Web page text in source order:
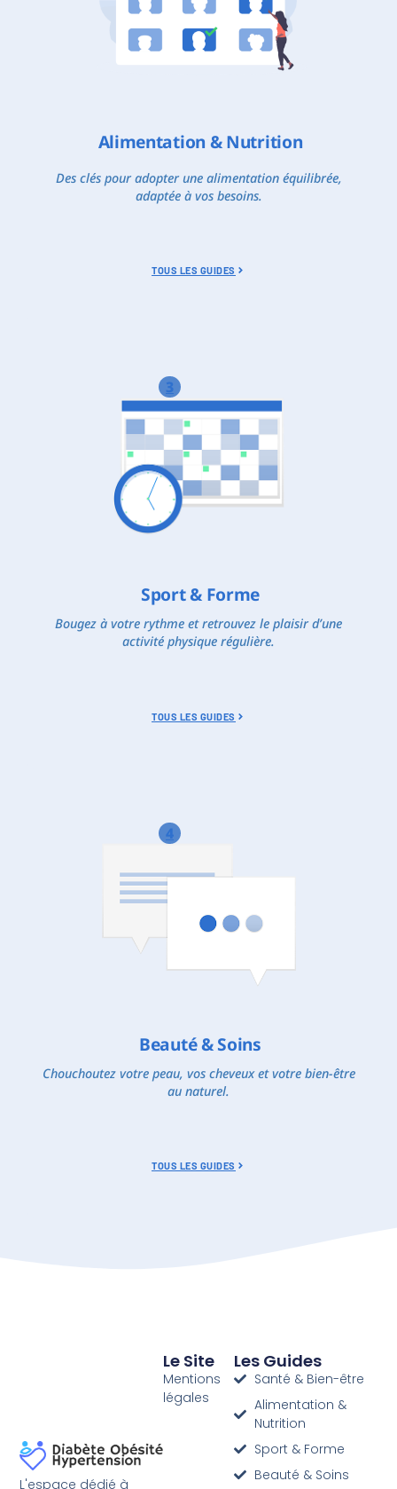
Alimentation & Nutrition
Des clés pour adopter une alimentation équilibrée,
adaptée à vos besoins.
TOUS LES GUIDES
3
Sport & Forme
Bougez à votre rythme et retrouvez le plaisir d’une
activité physique régulière.
TOUS LES GUIDES
4
Beauté & Soins
Chouchoutez votre peau, vos cheveux et votre bien-être
au naturel.
TOUS LES GUIDES
L'espace dédié à
Le Site
Mentions
légales
Les Guides
Santé & Bien-être
Alimentation &
Nutrition
Sport & Forme
Beauté & Soins